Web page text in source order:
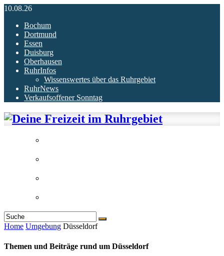
10.08.26
Bochum
Dortmund
Essen
Duisburg
Oberhausen
RuhrInfos
Wissenswertes über das Ruhrgebiet
RuhrNews
Verkaufsoffener Sonntag
Home Umgebung Düsseldorf
Themen und Beiträge rund um Düsseldorf